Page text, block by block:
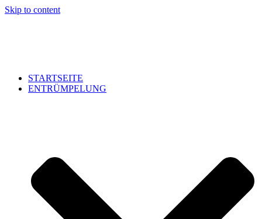
Skip to content
STARTSEITE
ENTRÜMPELUNG